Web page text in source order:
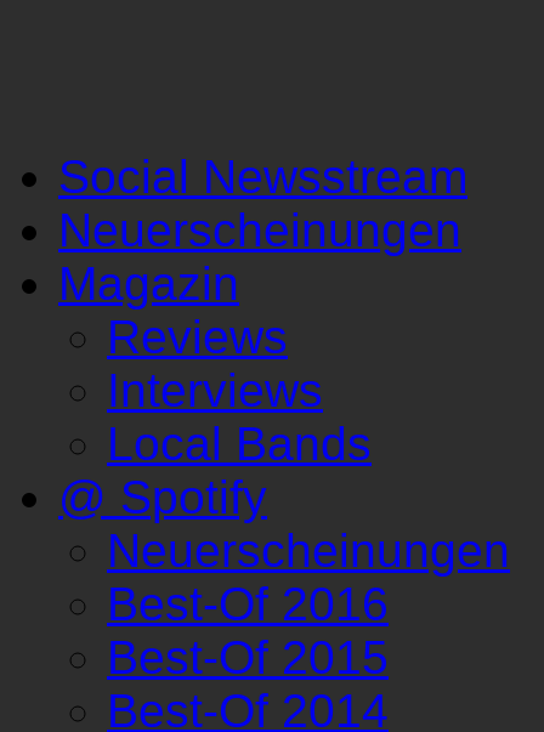
Social Newsstream
Neuerscheinungen
Magazin
Reviews
Interviews
Local Bands
@ Spotify
Neuerscheinungen
Best-Of 2016
Best-Of 2015
Best-Of 2014